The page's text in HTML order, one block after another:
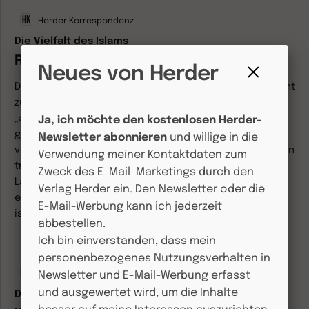
Herder Korrespondenz
Die Vielfalt des Islams
Reichtum und Konfliktpotenzial
Der Islam ist keine einheitliche Religion, das zeigen nicht
zuletzt die Auseinander­setzungen in den Ländern des
„arabischen Frühlings“. Zwar stellen die Sunniten die
große Mehrheit der Muslime, aber auch sie kennen
verschiedene Rechtsschulen, und Schiiten und Sunniten
trauen sich vielfach nicht über den Weg. Auch in den
Ländern, in denen Muslime als durch Migration
entstandene Minderheit präsent sind, macht sich die
islamische Vielfalt bemerkbar.
Von
Herder Korrespondenz
Deutschland
Neues von Herder
Ja, ich möchte den kostenlosen Herder-
Newsletter abonnieren und willige in die
Verwendung meiner Kontaktdaten zum
Zweck des E-Mail-Marketings durch den
Verlag Herder ein. Den Newsletter oder die
E-Mail-Werbung kann ich jederzeit
abbestellen.
Ich bin einverstanden, dass mein
personenbezogenes Nutzungsverhalten in
Newsletter und E-Mail-Werbung erfasst
und ausgewertet wird, um die Inhalte